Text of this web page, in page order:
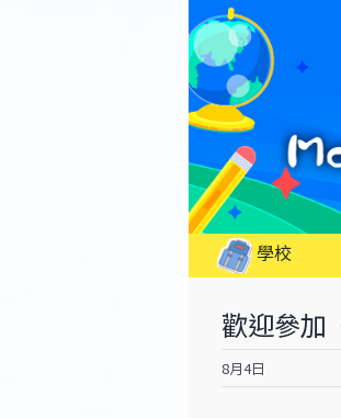
學校
歡迎參加
8月4日